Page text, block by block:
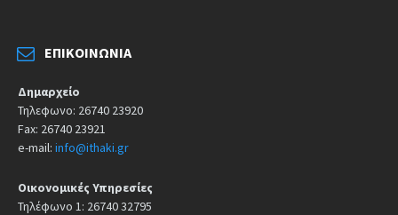
ΕΠΙΚΟΙΝΩΝΊΑ
Δημαρχείο
Τηλεφωνο: 26740 23920
Fax: 26740 23921
e-mail: info@ithaki.gr
Οικονομικές Υπηρεσίες
Τηλέφωνο 1: 26740 32795